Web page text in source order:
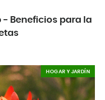
- Beneficios para la
HOGAR Y JARDÍN